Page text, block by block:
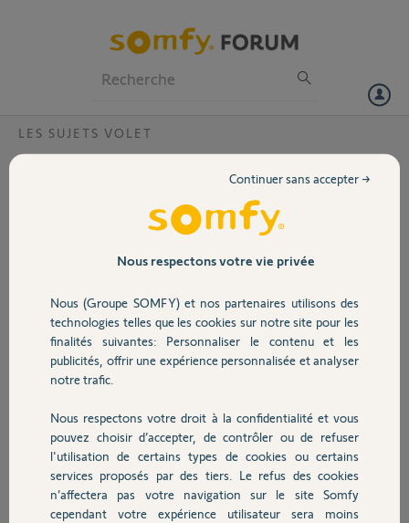
Volet
Sécurité
Domotique
Chauffage
Autres produits
LES SUJETS VOLET
Moteur J406IO ne fonctionne pas ?
le moteur ne fonctionne pas . J'ai appliqué la procédure 10 réveil. Il y a
bien eu mouvement avec la double coupure et l'activation de la
touche PRROG. Mais la commande reste inopérante (avec la
télécommande murale et la télécommande générale). Y a tel une
Merci,
William C.
il y a 8 mois
Participer au fil de discussion
Réponses
Nous respectons votre vie privée
Nous (Groupe SOMFY) et nos partenaires utilisons des
technologies telles que les cookies sur notre site pour les
finalités suivantes: Personnaliser le contenu et les
publicités, offrir une expérience personnalisée et analyser
notre trafic.
Nous respectons votre droit à la confidentialité et vous
pouvez choisir d’accepter, de contrôler ou de refuser
l'utilisation de certains types de cookies ou certains
services proposés par des tiers. Le refus des cookies
n’affectera pas votre navigation sur le site Somfy
cependant votre expérience utilisateur sera moins
Continuer sans accepter →